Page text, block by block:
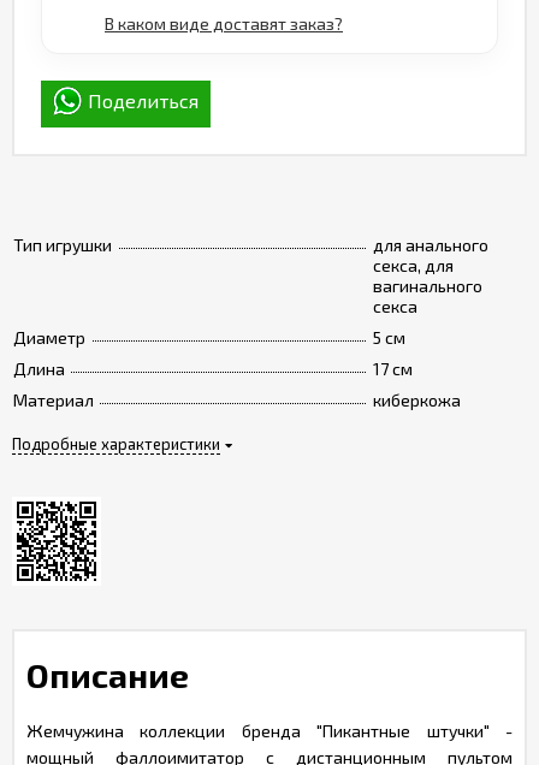
Тип игрушки
для анального
секса, для
вагинального
секса
Диаметр
5 см
Длина
17 см
Материал
киберкожа
Подробные характеристики
В каком виде доставят заказ?
Поделиться
Описание
Жемчужина коллекции бренда "Пикантные штучки" -
мощный фаллоимитатор с дистанционным пультом